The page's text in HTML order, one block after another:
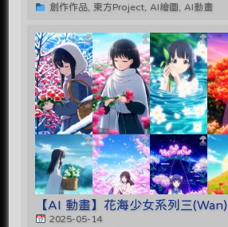
創作作品, 東方Project, AI繪圖, AI動畫
【AI 動畫】花海少女系列三(Wan)
2025-05-14